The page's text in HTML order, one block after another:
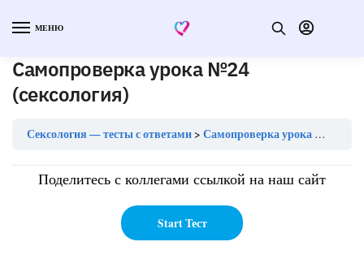
МЕНЮ
Самопроверка урока №24
(сексология)
Сексология — тесты с ответами Самопроверка урока №24 (сексология)
Поделитесь с коллегами ссылкой на наш сайт